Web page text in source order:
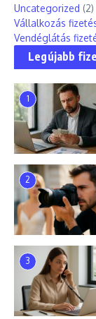
Uncategorized (2)
Vállalkozás
Vendéglátás
Legújabb
1
2
3